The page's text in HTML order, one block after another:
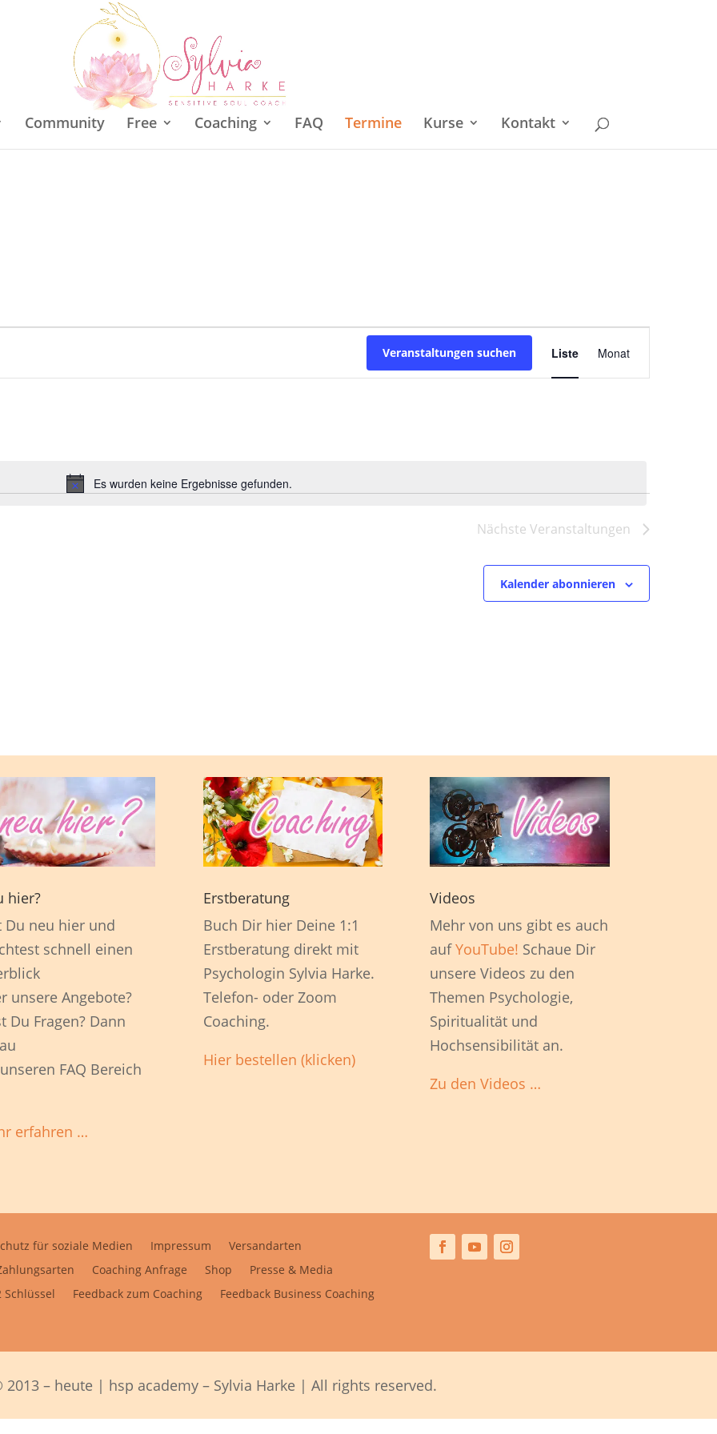
Community Free Coaching FAQ Termine Kurse Kontakt
Hinweis
Es wurden keine Ergebnisse gefunden.
Veranstaltungen suchen Ansichten-
Navigation
Liste Monat
Nächste Veranstaltungen
Kalender abonnieren
hier?
Du neu hier und
schnell einen
unsere Angebote?
Du Fragen? Dann
FAQ Bereich
erfahren …
Erstberatung
Buch Dir hier Deine 1:1
Erstberatung direkt mit
Psychologin Sylvia Harke.
Telefon- oder Zoom
Coaching.
Hier bestellen (klicken)
Videos
Mehr von uns gibt es auch
aufYouTube! Schaue Dir
unsere Videos zu den
Themen Psychologie,
Spiritualität und
Hochsensibilität an.
Zu den Videos …
für soziale Medien Impressum
Versandarten
Coaching Anfrage Shop
Presse & Media
Schlüssel Feedback zum Coaching
Feedback Business Coaching
– heute | hsp academy – Sylvia Harke | All rights reserved.